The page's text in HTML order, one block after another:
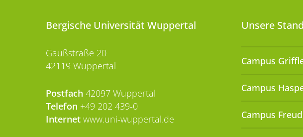
Bergische Universität Wuppertal
Gaußstraße 20
42119 Wuppertal
Postfach 42097 Wuppertal
Telefon +49 202 439-0
Internet www.uni-wuppertal.de
Unsere
Campus
Campus
Campus